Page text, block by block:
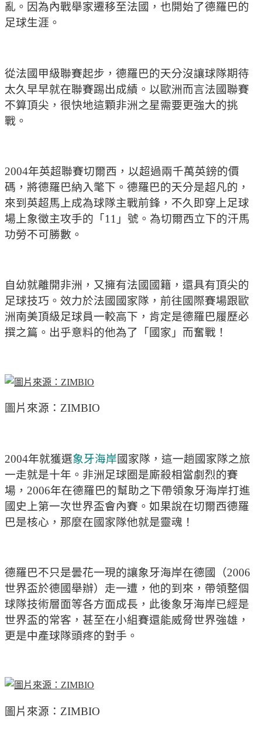
亂。因為內戰舉家遷移至法國，也開始了德羅巴的
足球生涯。
從法國甲級聯賽起步，德羅巴的天分沒讓球隊期待
太久早早就在聯賽踢出成績。以歐洲而言法國聯賽
不算頂尖，很快地這顆非洲之星需要更強大的挑
戰。
2004年英超聯賽切爾西，以超過兩千萬英鎊的價
碼，將德羅巴納入氅下。德羅巴的天分是超凡的，
來到英超馬上成為球隊主戰前鋒，不久即穿上足球
場上象徵主攻手的「11」號。為切爾西立下的汗馬
功勞不可勝數。
自幼就離開非洲，又擁有法國國籍，還具有頂尖的
足球技巧。效力於法國國家隊，前往國際賽場跟歐
洲南美頂級足球員一較高下，肯定是德羅巴履歷必
撰之篇。出乎意料的他為了「國家」而奮戰！
圖片來源：ZIMBIO
2004年就獲選象牙海岸國家隊，這一趟國家隊之旅
一走就是十年。非洲足球圈是廝殺相當劇烈的賽
場，2006年在德羅巴的幫助之下帶領象牙海岸打進
國史上第一次世界盃會內賽。如果說在切爾西德羅
巴是核心，那麼在國家隊他就是靈魂！
德羅巴不只是曇花一現的讓象牙海岸在德國（2006
世界盃於德國舉辦）走一遭，他的到來，帶領整個
球隊技術層面等各方面成長，此後象牙海岸已經是
世界盃的常客，甚至在小組賽還能威脅世界強雄，
更是中產球隊頭疼的對手。
圖片來源：ZIMBIO